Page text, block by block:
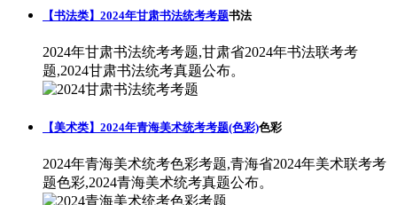
【书法类】2024年甘肃书法统考考题书法
2024年甘肃书法统考考题,甘肃省2024年书法联考考
题,2024甘肃书法统考真题公布。
【美术类】2024年青海美术统考考题(色彩)色彩
2024年青海美术统考色彩考题,青海省2024年美术联考考
题色彩,2024青海美术统考真题公布。